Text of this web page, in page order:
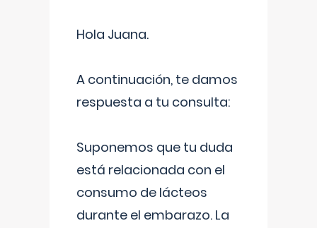
Hola Juana.
A continuación, te damos
respuesta a tu consulta:
Suponemos que tu duda
está relacionada con el
consumo de lácteos
durante el embarazo. La